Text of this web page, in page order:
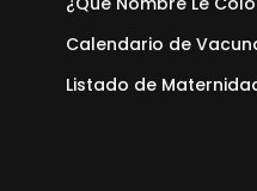
Calendario de
Listado de